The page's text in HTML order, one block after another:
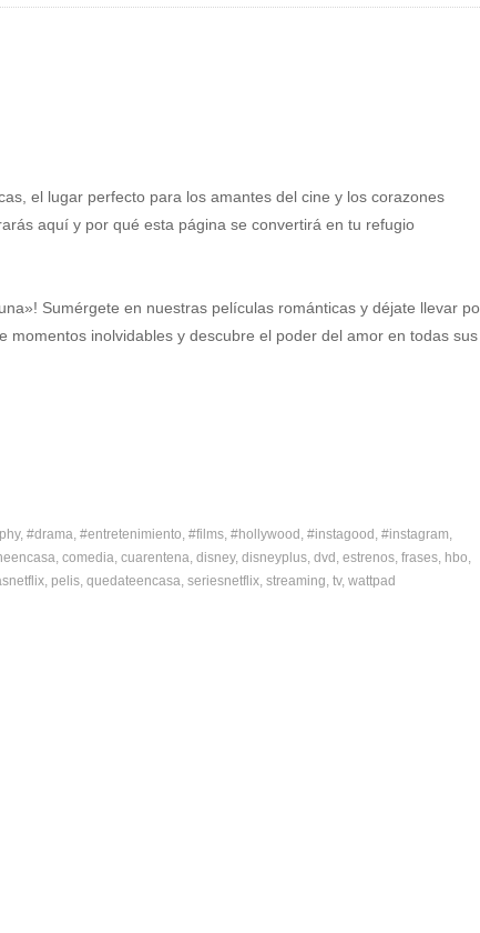
el lugar perfecto para los amantes del cine y los corazones
aquí y por qué esta página se convertirá en tu refugio
Sumérgete en nuestras películas románticas y déjate llevar
momentos inolvidables y descubre el poder del amor en todas sus
#drama #entretenimiento #films #hollywood #instagood #instagram
comedia cuarentena disney disneyplus dvd estrenos frases hbo
pelis quedateencasa seriesnetflix streaming tv wattpad